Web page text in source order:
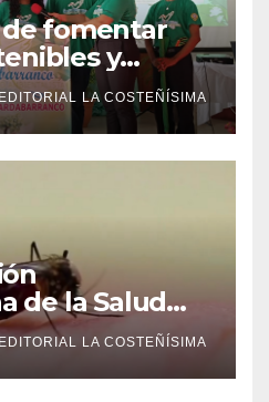
fomentar
y
en las
EDITORIAL LA COSTEÑÍSIMA
de la Salud
reforzar
el aumento de
EDITORIAL LA COSTEÑÍSIMA